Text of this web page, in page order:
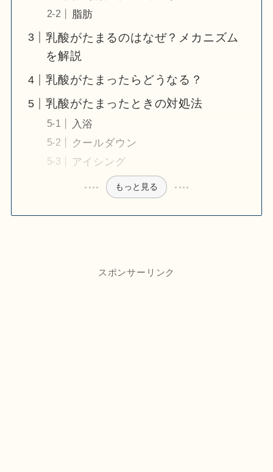
脂肪
乳酸がたまるのはなぜ？メカニズム
を解説
乳酸がたまったらどうなる？
乳酸がたまったときの対処法
入浴
クールダウン
アイシング
もっと見る
スポンサーリンク